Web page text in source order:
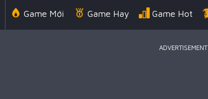
Game Mới Game Hay Game Hot
ADVERTISEMENT